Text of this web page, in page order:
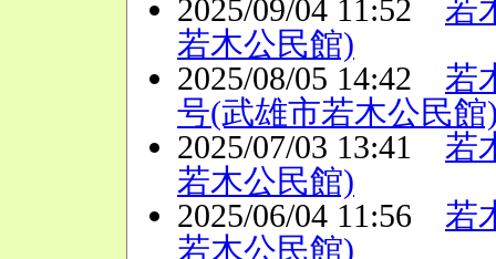
2025/09/04 11:52 若
若木公民館)
2025/08/05 14:42 若
号(武雄市若木公民館
2025/07/03 13:41 若
若木公民館)
2025/06/04 11:56 若
若木公民館)